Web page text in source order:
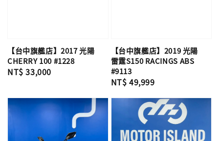
【台中旗艦店】2017 光陽
CHERRY 100 #1228
Regular
NT$ 33,000
【台中旗艦店】2019 光陽
雷霆S150 RACINGS ABS
#9113
Regular
NT$ 49,999